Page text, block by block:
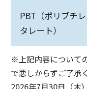
PBT（ポリブチ
タレート）
※上記内容について
で悪しからずご了承
2026年7月30日（木